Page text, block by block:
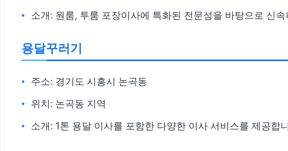
소개: 원룸, 투룸 포장이사에 특화된 전문성을 바탕으로 신
용달꾸러기
주소: 경기도 시흥시 논곡동
위치: 논곡동 지역
소개: 1톤 용달 이사를 포함한 다양한 이사 서비스를 제공